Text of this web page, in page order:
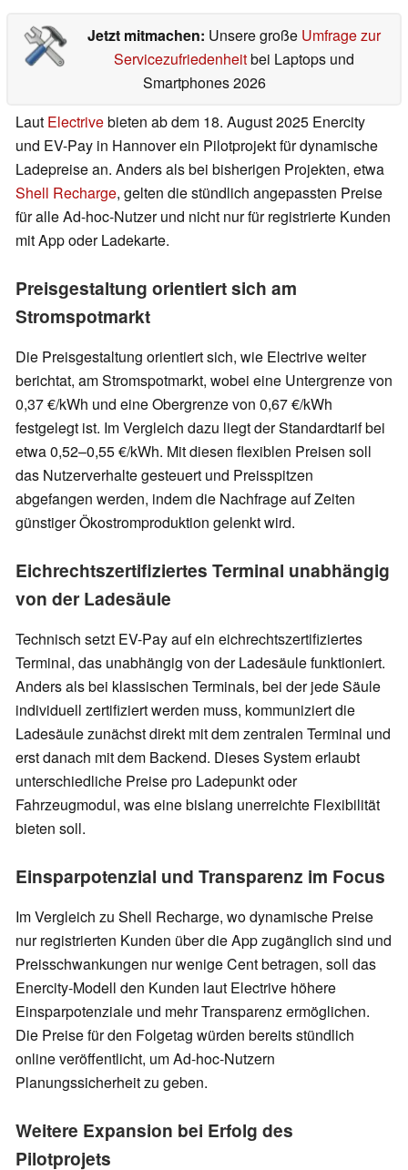
Jetzt mitmachen: Unsere große Umfrage zur
Servicezufriedenheitbei Laptops und
Smartphones 2026
Laut Electrivebieten ab dem 18. August 2025 Enercity
und EV-Pay in Hannover ein Pilotprojekt für dynamische
Ladepreise an. Anders als bei bisherigen Projekten, etwa
Shell Recharge, gelten die stündlich angepassten Preise
für alle Ad-hoc-Nutzer und nicht nur für registrierte Kunden
mit App oder Ladekarte.
Preisgestaltung orientiert sich am
Stromspotmarkt
Die Preisgestaltung orientiert sich, wie Electrive weiter
berichtat, am Stromspotmarkt, wobei eine Untergrenze von
0,37 €/kWh und eine Obergrenze von 0,67 €/kWh
festgelegt ist. Im Vergleich dazu liegt der Standardtarif bei
etwa 0,52–0,55 €/kWh. Mit diesen flexiblen Preisen soll
das Nutzerverhalte gesteuert und Preisspitzen
abgefangen werden, indem die Nachfrage auf Zeiten
günstiger Ökostromproduktion gelenkt wird.
Eichrechtszertifiziertes Terminal unabhängig
von der Ladesäule
Technisch setzt EV-Pay auf ein eichrechtszertifiziertes
Terminal, das unabhängig von der Ladesäule funktioniert.
Anders als bei klassischen Terminals, bei der jede Säule
individuell zertifiziert werden muss, kommuniziert die
Ladesäule zunächst direkt mit dem zentralen Terminal und
erst danach mit dem Backend. Dieses System erlaubt
unterschiedliche Preise pro Ladepunkt oder
Fahrzeugmodul, was eine bislang unerreichte Flexibilität
bieten soll.
Einsparpotenzial und Transparenz im Focus
Im Vergleich zu Shell Recharge, wo dynamische Preise
nur registrierten Kunden über die App zugänglich sind und
Preisschwankungen nur wenige Cent betragen, soll das
Enercity-Modell den Kunden laut Electrive höhere
Einsparpotenziale und mehr Transparenz ermöglichen.
Die Preise für den Folgetag würden bereits stündlich
online veröffentlicht, um Ad-hoc-Nutzern
Planungssicherheit zu geben.
Weitere Expansion bei Erfolg des
Pilotprojets